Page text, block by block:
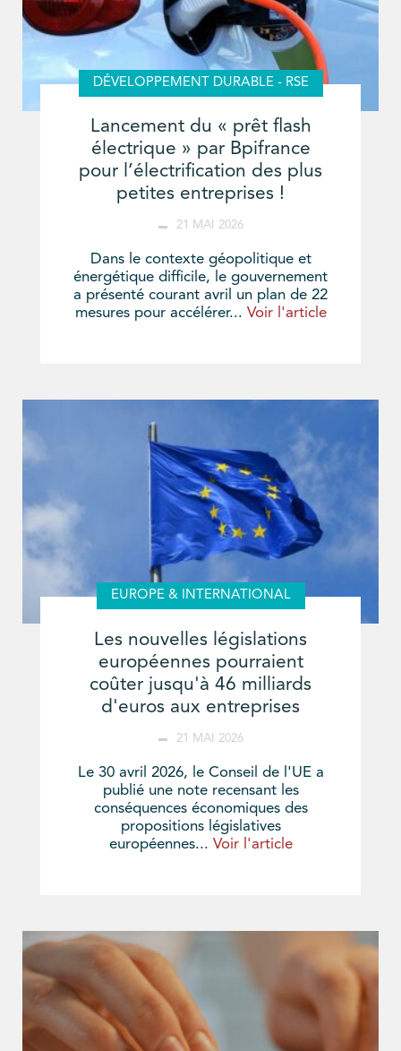
DÉVELOPPEMENT DURABLE - RSE
Lancement du « prêt flash
électrique » par Bpifrance
pour l’électrification des plus
petites entreprises !
21 MAI 2026
Dans le contexte géopolitique et
énergétique difficile, le gouvernement
a présenté courant avril un plan de 22
mesures pour accélérer... Voir l'article
EUROPE & INTERNATIONAL
Les nouvelles législations
européennes pourraient
coûter jusqu'à 46 milliards
d'euros aux entreprises
21 MAI 2026
Le 30 avril 2026, le Conseil de l'UE a
publié une note recensant les
conséquences économiques des
propositions législatives
européennes... Voir l'article